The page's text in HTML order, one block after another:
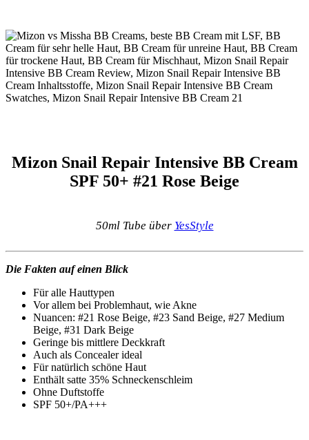
Mizon Snail Repair Intensive BB Cream
SPF 50+ #21 Rose Beige
50ml Tube über YesStyle
Die Fakten auf einen Blick
Für alle Hauttypen
Vor allem bei Problemhaut, wie Akne
Nuancen: #21 Rose Beige, #23 Sand Beige, #27 Medium
Beige, #31 Dark Beige
Geringe bis mittlere Deckkraft
Auch als Concealer ideal
Für natürlich schöne Haut
Enthält satte 35% Schneckenschleim
Ohne Duftstoffe
SPF 50+/PA+++